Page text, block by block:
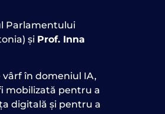
Parlamentului
și Prof. Inna
în domeniul IA,
mobilizată pentru a
digitală și pentru a